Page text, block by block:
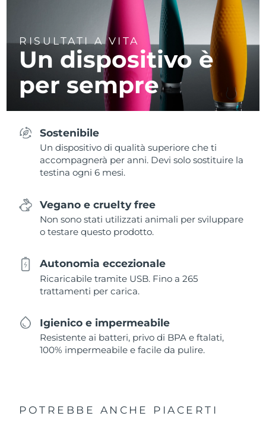
RISULTATI A VITA
Un dispositivo è
per sempre
Sostenibile
Un dispositivo di qualità superiore che ti
accompagnerà per anni. Devi solo sostituire la
testina ogni 6 mesi.
Vegano e cruelty free
Non sono stati utilizzati animali per sviluppare
o testare questo prodotto.
Autonomia eccezionale
Ricaricabile tramite USB. Fino a 265
trattamenti per carica.
Igienico e impermeabile
Resistente ai batteri, privo di BPA e ftalati,
100% impermeabile e facile da pulire.
POTREBBE ANCHE PIACERTI